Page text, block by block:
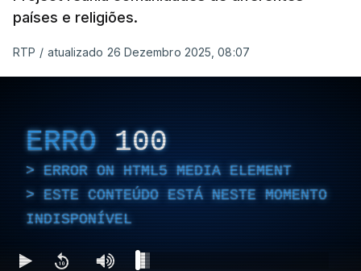
países e religiões.
RTP / atualizado 26 Dezembro 2025, 08:07
ERRO 100
ERROR ON HTML5 MEDIA ELEMENT
ESTE CONTEÚDO ESTÁ NESTE MOMENTO
INDISPONÍVEL